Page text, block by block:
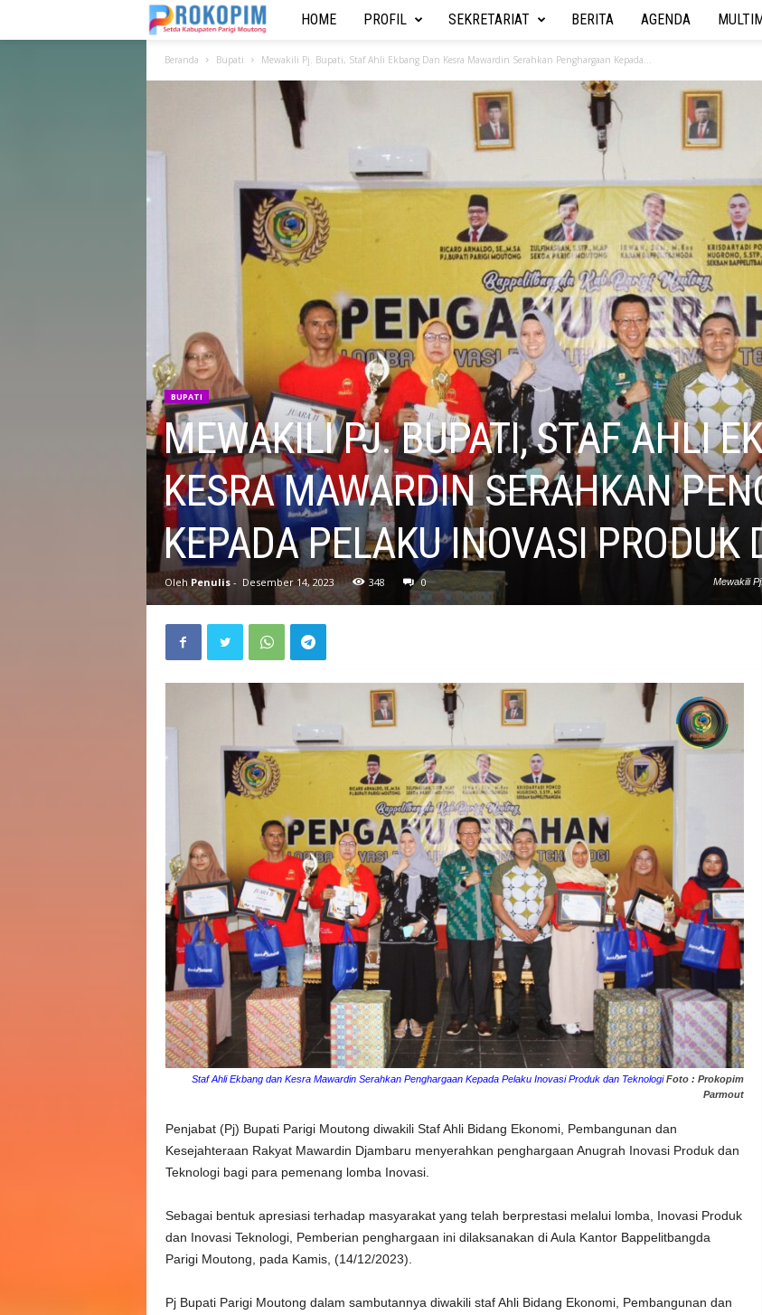
R
K
P
I
e
t
d
a
K
a
u
e
n
P
r
i
g
M
o
u
HOME PROFIL SEKRETARIAT BERITA AGENDA
Beranda Bupati Mewakili Pj. Bupati, Staf Ahli Ekbang Dan Kesra Mawardin Serahkan Penghargaan Kepada...
Mewakili
BUPATI
MEWAKILI PJ. BUPATI, STAF AHLI
KESRA MAWARDIN SERAHKAN
KEPADA PELAKU INOVASI PRODUK
Oleh Penulis- Desember 14, 2023 348 0
Staf Ahli Ekbang dan Kesra Mawardin Serahkan Penghargaan Kepada Pelaku Inovasi Produk dan Teknologi Foto : Prokopim
Parmout
Penjabat (Pj) Bupati Parigi Moutong diwakili Staf Ahli Bidang Ekonomi, Pembangunan dan
Kesejahteraan Rakyat Mawardin Djambaru menyerahkan penghargaan Anugrah Inovasi Produk dan
Teknologi bagi para pemenang lomba Inovasi.
Sebagai bentuk apresiasi terhadap masyarakat yang telah berprestasi melalui lomba, Inovasi Produk
dan Inovasi Teknologi, Pemberian penghargaan ini dilaksanakan di Aula Kantor Bappelitbangda
Parigi Moutong, pada Kamis, (14/12/2023).
Pj Bupati Parigi Moutong dalam sambutannya diwakili staf Ahli Bidang Ekonomi, Pembangunan dan